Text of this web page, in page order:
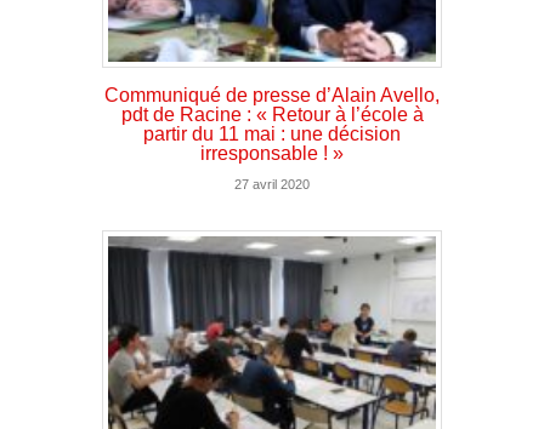
Communiqué de presse d’Alain Avello,
pdt de Racine : « Retour à l’école à
partir du 11 mai : une décision
irresponsable ! »
27 avril 2020